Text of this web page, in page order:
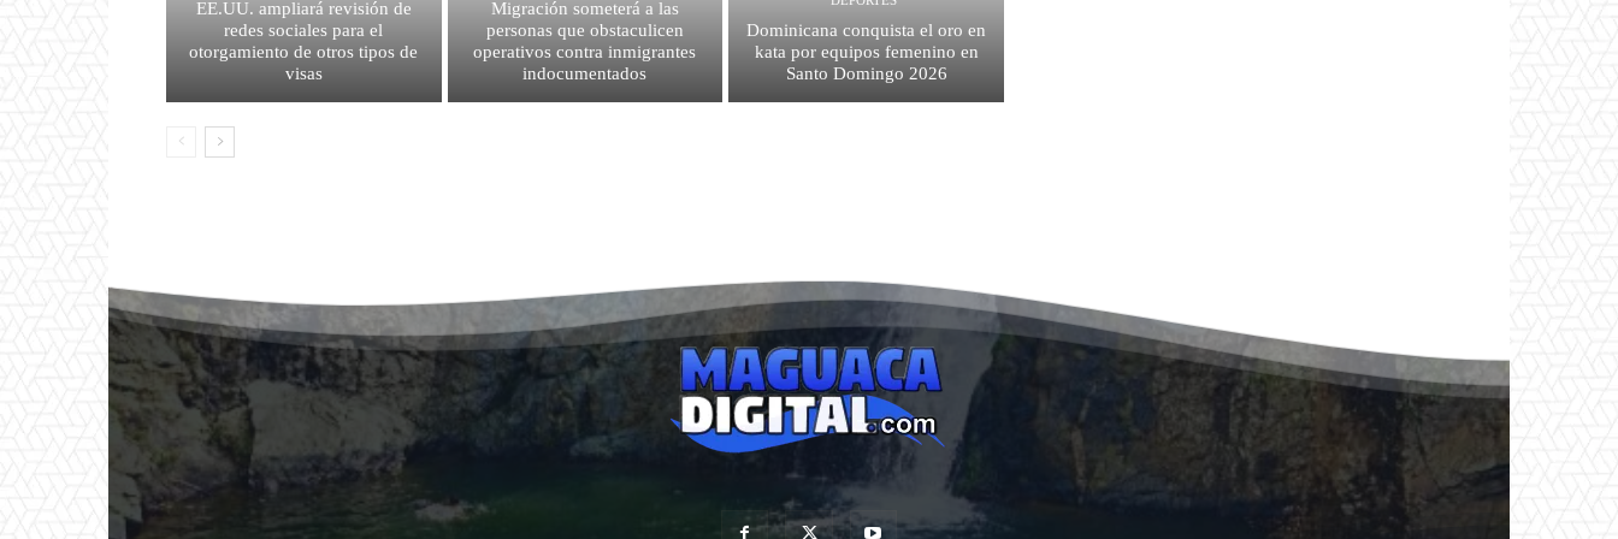
EE.UU. ampliará revisión de
redes sociales para el
otorgamiento de otros tipos de
visas
Migración someterá a las
personas que obstaculicen
operativos contra inmigrantes
indocumentados
Dominicana conquista el oro en
kata por equipos femenino en
Santo Domingo 2026